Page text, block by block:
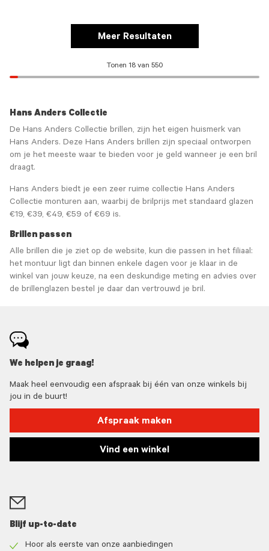
Meer Resultaten
Tonen 18 van 550
Hans Anders Collectie
De Hans Anders Collectie brillen, zijn het eigen huismerk van
Hans Anders. Deze Hans Anders brillen zijn speciaal ontworpen
om je het meeste waar te bieden voor je geld wanneer je een bril
draagt.
Hans Anders biedt je een zeer ruime collectie Hans Anders
Collectie monturen aan, waarbij de brilprijs met standaard glazen
€19, €39, €49, €59 of €69 is.
Brillen passen
Alle brillen die je ziet op de website, kun die passen in het filiaal:
het montuur ligt dan binnen enkele dagen voor je klaar in de
winkel van jouw keuze, na een deskundige meting en advies over
de brillenglazen bestel je daar dan vertrouwd je bril.
We helpen je graag!
Maak heel eenvoudig een afspraak bij één van onze winkels bij
jou in de buurt!
Afspraak maken
Vind een winkel
Blijf up-to-date
Hoor als eerste van onze aanbiedingen